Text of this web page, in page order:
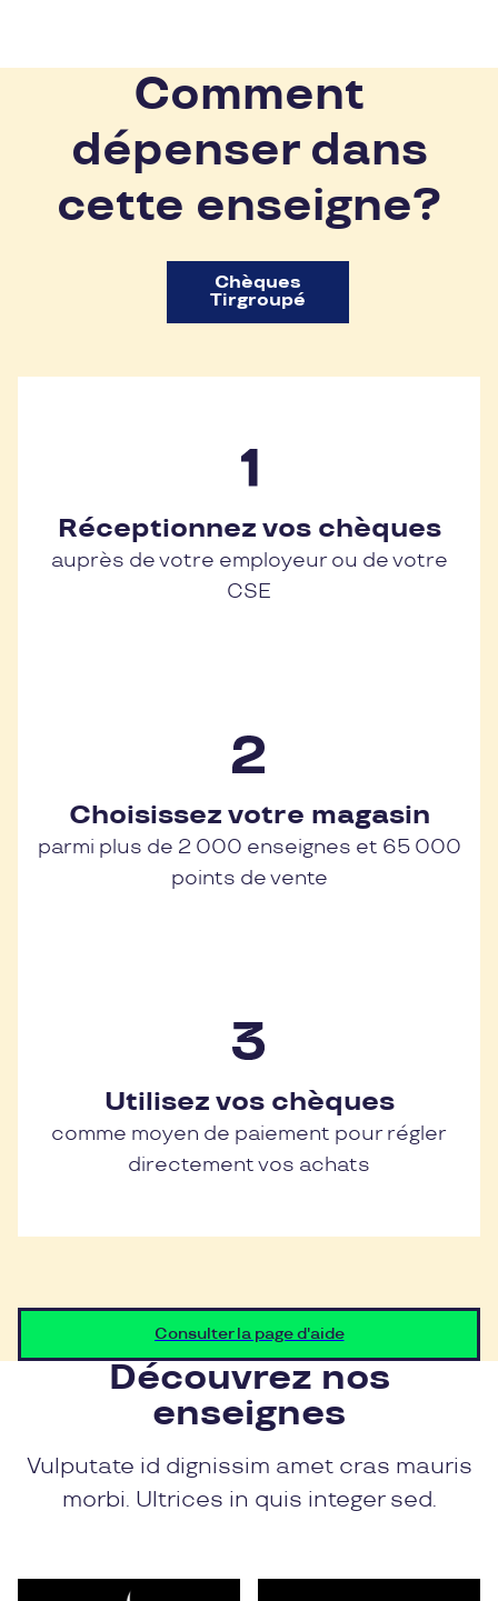
Comment
dépenser dans
cette enseigne?
Chèques
Tirgroupé
Réceptionnez vos chèques
auprès de votre employeur ou de votre
CSE
Choisissez votre magasin
parmi plus de 2 000 enseignes et 65 000
points de vente
Utilisez vos chèques
comme moyen de paiement pour régler
directement vos achats
Consulter la page d'aide
Découvrez nos
enseignes
Vulputate id dignissim amet cras mauris
morbi. Ultrices in quis integer sed.